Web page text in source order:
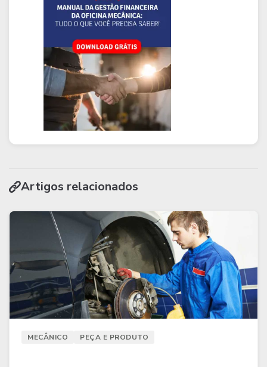
Artigos relacionados
MECÂNICO PEÇA E PRODUTO